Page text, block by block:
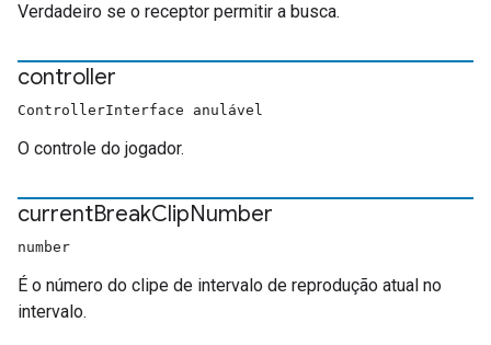
Verdadeiro se o receptor permitir a busca.
controller
ControllerInterface anulável
O controle do jogador.
currentBreakClipNumber
number
É o número do clipe de intervalo de reprodução atual no
intervalo.